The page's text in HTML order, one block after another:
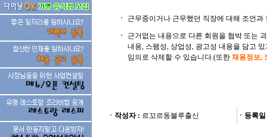
ㆍ 근무중이거나 근무했던 직장에 대해 조언과
ㆍ
근거없는 내용으로 다른 회원을 협박 또는
내용, 스팸성, 상업성, 광고성 내용을 담고
임의로 삭제할 수 있습니다.(또한 채용정보,
ㆍ작성자 : 르꼬르동블루출신 ㆍ등록